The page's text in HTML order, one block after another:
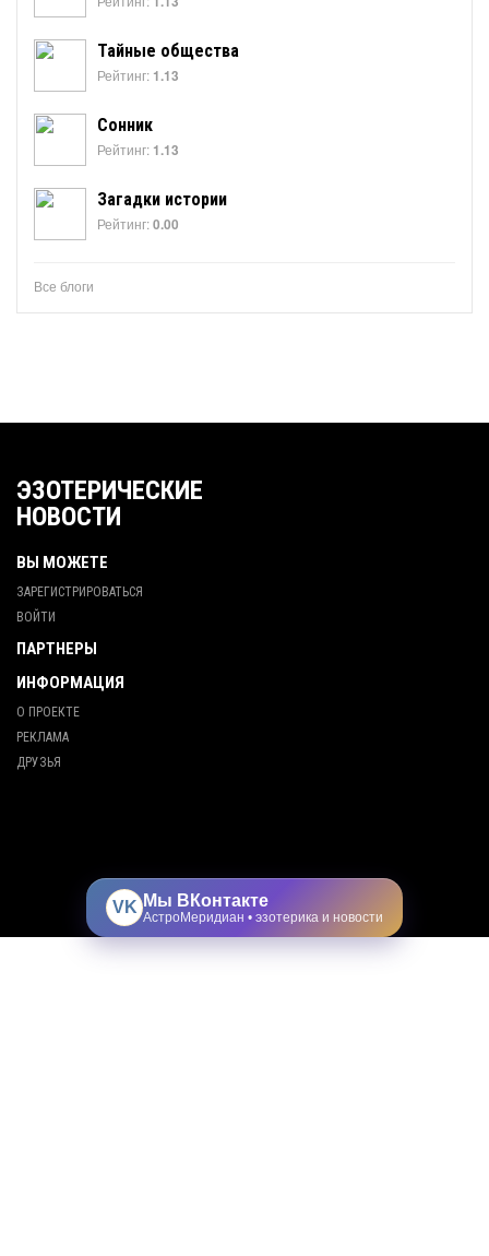
Тайные общества
Рейтинг: 1.13
Сонник
Рейтинг: 1.13
Загадки истории
Рейтинг:0.00
Все блоги
ЭЗОТЕРИЧЕСКИЕ
НОВОСТИ
ВЫ МОЖЕТЕ
ЗАРЕГИСТРИРОВАТЬСЯ
ВОЙТИ
ПАРТНЕРЫ
ИНФОРМАЦИЯ
О ПРОЕКТЕ
РЕКЛАМА
ДРУЗЬЯ
VK Мы ВКонтакте
АстроМеридиан • эзотерика и новости